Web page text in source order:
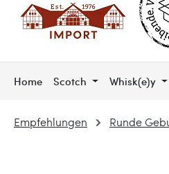
Home Scotch Whisk(e)y
Empfehlungen Runde